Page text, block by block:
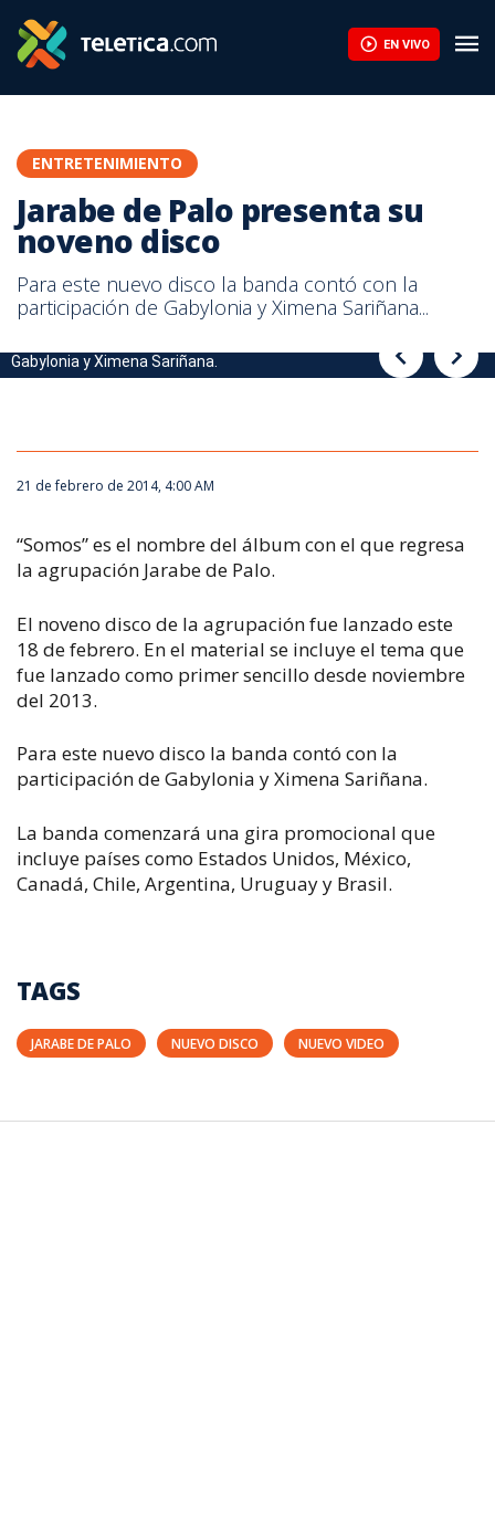
EN VIVO
ENTRETENIMIENTO
Jarabe de Palo presenta su
noveno disco
Para este nuevo disco la banda contó con la
participación de Gabylonia y Ximena Sariñana...
Gabylonia y Ximena Sariñana.
Jarabe de Palo.
21 de febrero de 2014, 4:00 AM
“Somos” es el nombre del álbum con el que regresa
la agrupación Jarabe de Palo.
El noveno disco de la agrupación fue lanzado este
18 de febrero. En el material se incluye el tema que
fue lanzado como primer sencillo desde noviembre
del 2013.
Para este nuevo disco la banda contó con la
participación de Gabylonia y Ximena Sariñana.
La banda comenzará una gira promocional que
incluye países como Estados Unidos, México,
Canadá, Chile, Argentina, Uruguay y Brasil.
TAGS
JARABE DE PALO NUEVO DISCO NUEVO VIDEO